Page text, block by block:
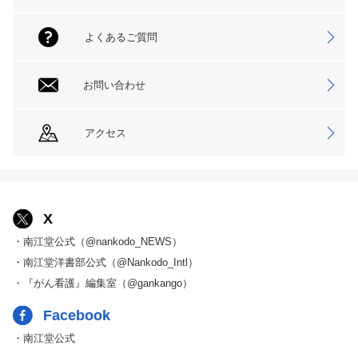
よくあるご質問
お問い合わせ
アクセス
X
・南江堂公式（@nankodo_NEWS）
・南江堂洋書部公式（@Nankodo_Intl）
・『がん看護』編集室（@gankango）
Facebook
・南江堂公式